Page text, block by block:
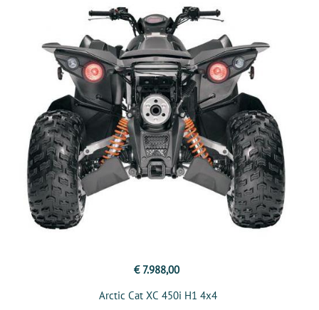
€ 7.988,00
Arctic Cat XC 450i H1 4x4